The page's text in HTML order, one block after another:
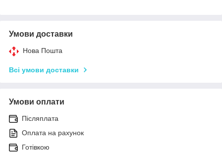
Умови доставки
Нова Пошта
Всі умови доставки
Умови оплати
Післяплата
Оплата на рахунок
Готівкою